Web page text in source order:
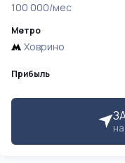
Прибыль
100 000/мес
Метро
Ховрино